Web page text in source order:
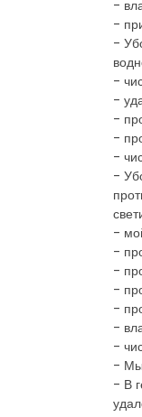
-
-
-
-
-
-
-
-
-
-
-
-
-
-
-
-
-
- В